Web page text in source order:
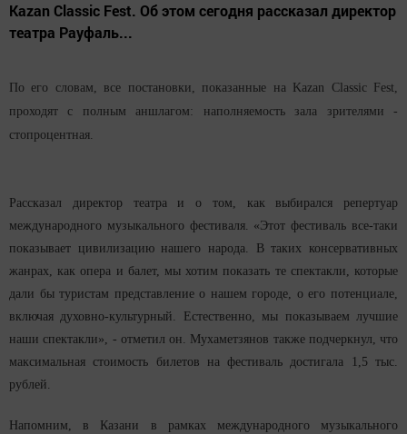
Kazan Classic Fest. Об этом сегодня рассказал директор
театра Рауфаль...
По его словам, все постановки, показанные на Kazan Classic Fest,
проходят с полным аншлагом: наполняемость зала зрителями -
стопроцентная.
Рассказал директор театра и о том, как выбирался репертуар
международного музыкального фестиваля. «Этот фестиваль все-таки
показывает цивилизацию нашего народа. В таких консервативных
жанрах, как опера и балет, мы хотим показать те спектакли, которые
дали бы туристам представление о нашем городе, о его потенциале,
включая духовно-культурный. Естественно, мы показываем лучшие
наши спектакли», - отметил он. Мухаметзянов также подчеркнул, что
максимальная стоимость билетов на фестиваль достигала 1,5 тыс.
рублей.
Напомним, в Казани в рамках международного музыкального